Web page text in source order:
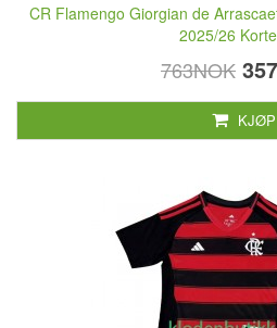
CR Flamengo Giorgian de
2025/26
763NOK
KJØP